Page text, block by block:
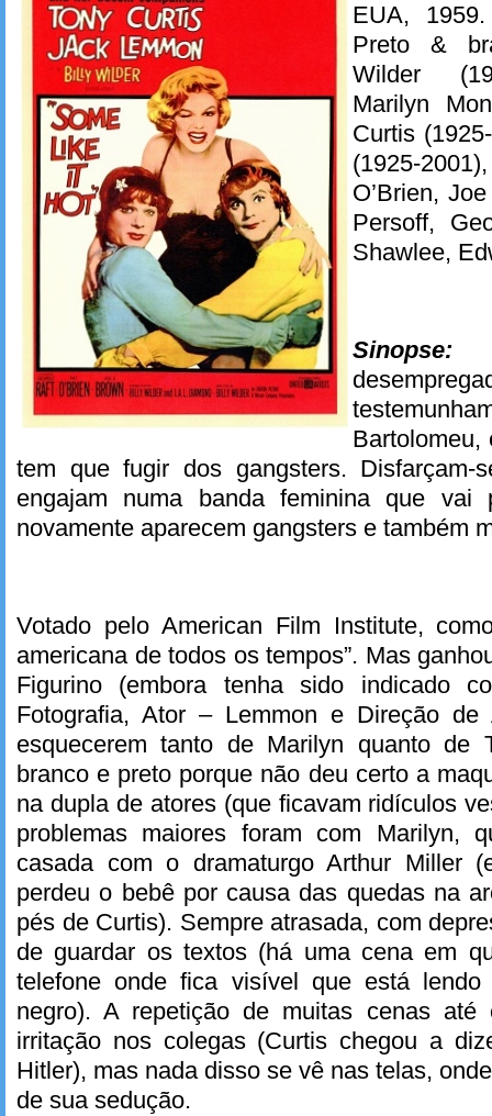
EUA,
Preto &
Wilder
Marilyn
Curtis
(1925-
O’Brien,
Persoff,
Shawlee,
Sinopse:
Bartolomeu,
tem que fugir dos gangsters.
engajam numa banda feminina que vai
novamente aparecem gangsters e também
Votado pelo American Film Institute,
americana de todos os tempos”. Mas
Figurino (embora tenha sido indicado
Fotografia, Ator – Lemmon e Direção de
esquecerem tanto de Marilyn quanto de
branco e preto porque não deu certo a
na dupla de atores (que ficavam ridículos
problemas maiores foram com Marilyn,
casada com o dramaturgo Arthur Miller
perdeu o bebê por causa das quedas na
pés de Curtis). Sempre atrasada, com
de guardar os textos (há uma cena em
telefone onde fica visível que está
negro). A repetição de muitas cenas até
irritação nos colegas (Curtis chegou a
Hitler), mas nada disso se vê nas telas,
de sua sedução.